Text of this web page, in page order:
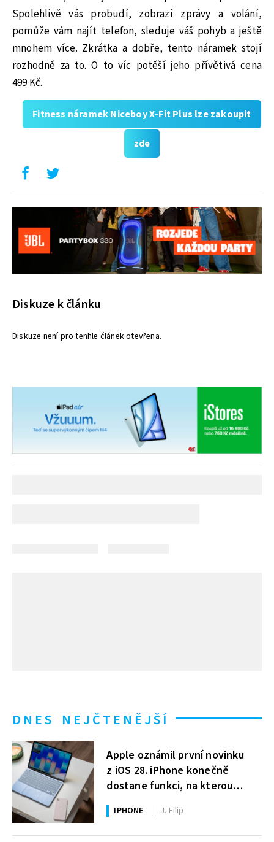
Spolehlivě vás probudí, zobrazí zprávy a volání,
pomůže vám najít telefon, sleduje váš pohyb a ještě
mnohem více. Zkrátka a dobře, tento náramek stojí
rozhodně za to. O to víc potěší jeho přívětivá cena
499 Kč.
Fitness náramek Niceboy X-Fit Plus lze zakoupit
zde
Diskuze k článku
Diskuze není pro tenhle článek otevřena.
DNES NEJČTENĚJŠÍ
Apple oznámil první novinku
z iOS 28. iPhone konečně
dostane funkci, na kterou
uživatelé Windows čekají roky
IPHONE J. Filip